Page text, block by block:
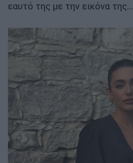
εαυτό της με την εικόνα της...